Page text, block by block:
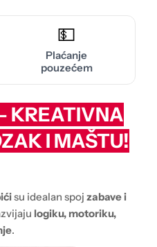
💵
Plaćanje
pouzećem
KREATIVNA
I MAŠTU!
su idealan spoj zabave i
logiku, motoriku,
.